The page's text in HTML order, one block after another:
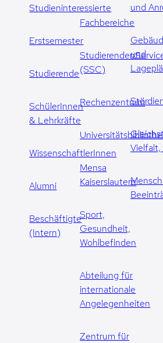
Studieninteressierte
Erstsemester
Studierende
SchülerInnen
& Lehrkräfte
WissenschaftlerInnen
Alumni
Beschäftigte
(Intern)
Fachbereiche
(SSC)
Rechenzentrum
Mensa
Kaiserslautern
Sport,
Gesundheit,
Wohlbefinden
Abteilung für
internationale
Angelegenheiten
Zentrum für
und
und
Vielfalt,